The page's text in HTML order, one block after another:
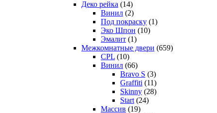
Деко рейка (14)
Винил (2)
Под покраску (1)
Эко Шпон (10)
Эмалит (1)
Межкомнатные двери (659)
CPL (10)
Винил (66)
Bravo S (3)
Graffiti (11)
Skinny (28)
Start (24)
Массив (19)